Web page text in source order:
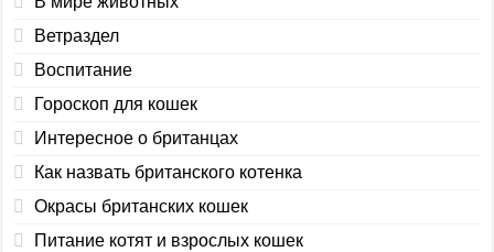
Ветраздел
Воспитание
Гороскоп для кошек
Интересное о британцах
Как назвать британского котенка
Окрасы британских кошек
Питание котят и взрослых кошек